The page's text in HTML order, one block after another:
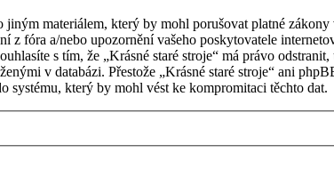
materiálem, který by mohl porušovat platné
fóra a/nebo upozornění vašeho poskytovatele
s tím, že „Krásné staré stroje“ má právo
v databázi. Přestože „Krásné staré stroje“ ani
systému, který by mohl vést ke kompromitaci těchto dat.